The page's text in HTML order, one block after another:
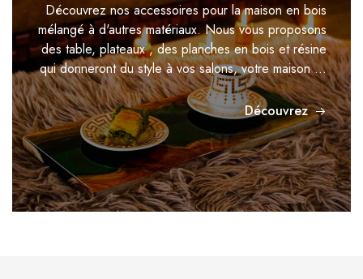
Découvrez nos accessoires pour la maison en bois
mélangé à d'autres matériaux.Nous vous proposons
des table, plateaux , des planches en bois et résine
qui donneront du style àvos salons, votre maison ...
Découvrez